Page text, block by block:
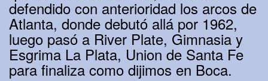
defendido con anterioridad los arcos de
Atlanta, donde debutó allá por 1962,
luego pasó a River Plate, Gimnasia y
Esgrima La Plata, Union de Santa Fe
para finaliza como dijimos en Boca.